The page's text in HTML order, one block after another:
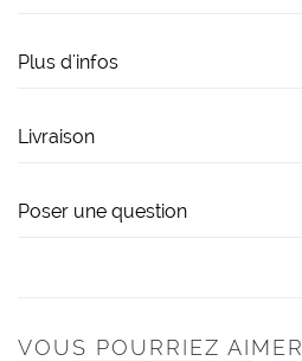
Plus d'infos
Livraison
Poser une question
VOUS POURRIEZ AIMER